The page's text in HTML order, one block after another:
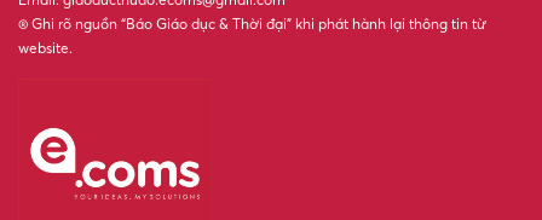
Hiệu trưởng, hiệu phó dôi dư